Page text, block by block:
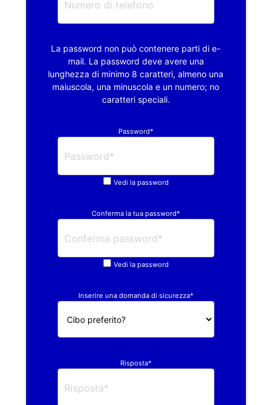
La password non può contenere parti di e-
mail. La password deve avere una
lunghezza di minimo 8 caratteri, almeno una
maiuscola, una minuscola e un numero; no
caratteri speciali.
Password*
Vedi la password
Conferma la tua password*
Vedi la password
Inserire una domanda di sicurezza*
Risposta*